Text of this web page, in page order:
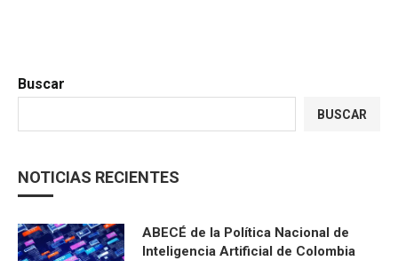
Buscar
BUSCAR
NOTICIAS RECIENTES
ABECÉ de la Política Nacional de
Inteligencia Artificial de Colombia